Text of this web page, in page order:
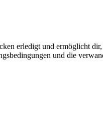
erledigt und ermöglicht
und die